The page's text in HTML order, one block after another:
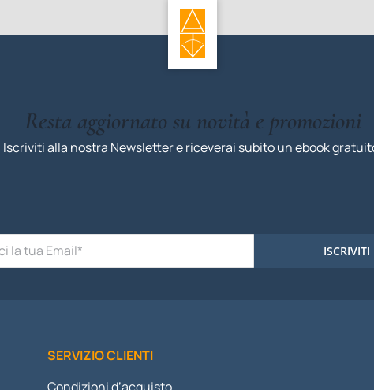
Resta aggiornato su novità e promozioni
Iscriviti alla nostra Newsletter e riceverai subito un ebook
ISCRIVITI
SERVIZIO CLIENTI
Condizioni d’acquisto